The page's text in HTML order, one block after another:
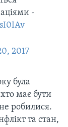
-
2017
була
має бути
робилися.
та стан,